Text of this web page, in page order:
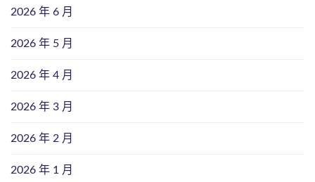
2026 年 6 月
2026 年 5 月
2026 年 4 月
2026 年 3 月
2026 年 2 月
2026 年 1 月